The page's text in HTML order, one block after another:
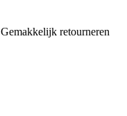
Gemakkelijk retourneren